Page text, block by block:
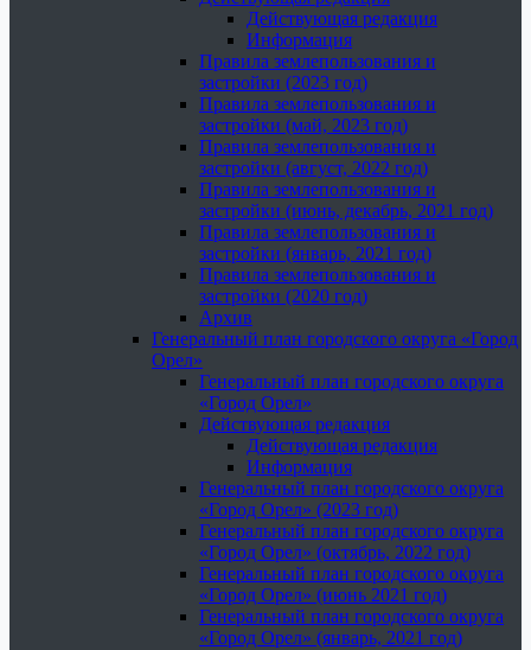
Действующая редакция
Информация
Правила землепользования и
застройки (2023 год)
Правила землепользования и
застройки (май, 2023 год)
Правила землепользования и
застройки (август, 2022 год)
Правила землепользования и
застройки (июнь, декабрь, 2021 год)
Правила землепользования и
застройки (январь, 2021 год)
Правила землепользования и
застройки (2020 год)
Архив
Генеральный план городского округа «Город
Орел»
Генеральный план городского округа
«Город Орел»
Действующая редакция
Действующая редакция
Информация
Генеральный план городского округа
«Город Орел» (2023 год)
Генеральный план городского округа
«Город Орел» (октябрь, 2022 год)
Генеральный план городского округа
«Город Орел» (июнь 2021 год)
Генеральный план городского округа
«Город Орел» (январь, 2021 год)